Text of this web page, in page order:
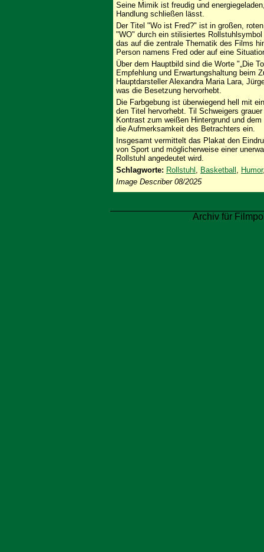
Seine Mimik ist freudig und
Handlung schließen lässt.
Der Titel "Wo ist Fred?" ist in großen,
"WO" durch ein stilisiertes
das auf die zentrale Thematik des Films
Person namens Fred oder auf eine
Über dem Hauptbild sind die Worte "„Die
Empfehlung und Erwartungshaltung beim
Hauptdarsteller Alexandra Maria Lara,
was die Besetzung hervorhebt.
Die Farbgebung ist überwiegend hell mit
den Titel hervorhebt. Til Schweigers
Kontrast zum weißen Hintergrund und
die Aufmerksamkeit des Betrachters ein.
Insgesamt vermittelt das Plakat den
von Sport und möglicherweise einer
Rollstuhl angedeutet wird.
Schlagworte: Rollstuhl , Basketball , Humor
Image Describer 08/2025
Archiv für